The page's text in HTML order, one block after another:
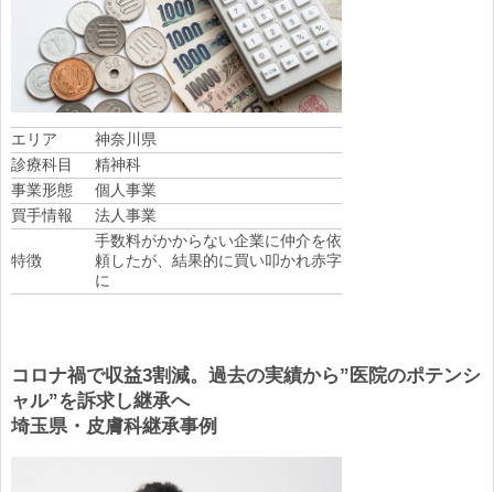
エリア
神奈川県
診療科目
精神科
事業形態
個人事業
買手情報
法人事業
特徴
手数料がかからない企業に仲介を依
頼したが、結果的に買い叩かれ赤字
に
コロナ禍で収益3割減。過去の実績から”医院のポテンシ
ャル”を訴求し継承へ
埼玉県・皮膚科継承事例